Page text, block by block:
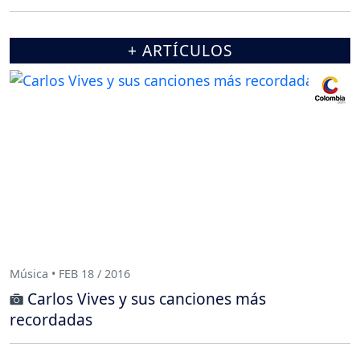
+ ARTÍCULOS
Música • FEB 18 / 2016
Carlos Vives y sus canciones más
recordadas